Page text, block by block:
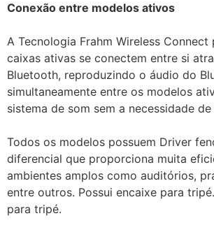
Conexão entre modelos ativos
A Tecnologia Frahm Wireless Connect
caixas ativas se conectem entre si
Bluetooth, reproduzindo o áudio do
simultaneamente entre os modelos
sistema de som sem a necessidade
Todos os modelos possuem Driver
diferencial que proporciona muita
ambientes amplos como auditórios,
entre outros. Possui encaixe para
para tripé.